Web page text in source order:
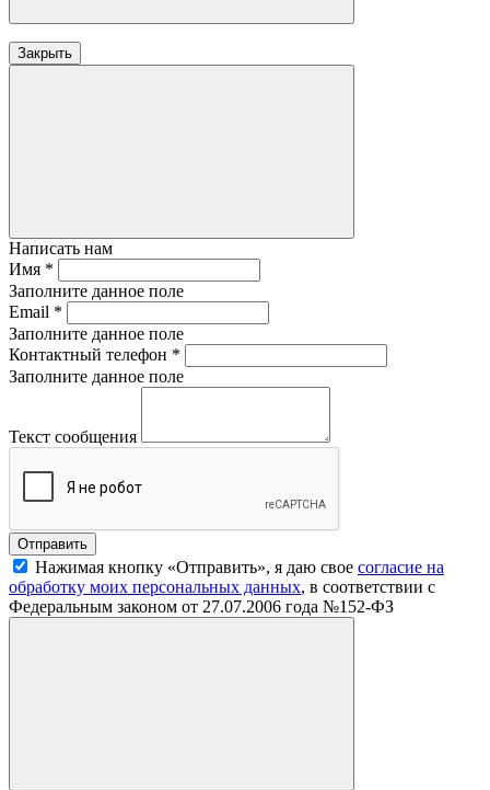
Закрыть
Написать нам
Имя *
Заполните данное поле
Email *
Заполните данное поле
Контактный телефон *
Заполните данное поле
Текст сообщения
Нажимая кнопку «Отправить», я даю свое согласие на
обработку моих персональных данных, в соответствии с
Федеральным законом от 27.07.2006 года №152-ФЗ